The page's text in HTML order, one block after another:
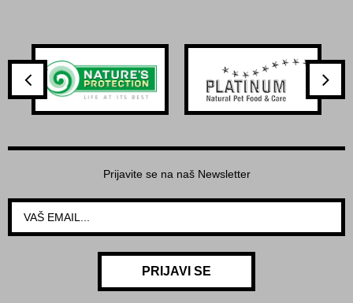
Prijavite se na naš Newsletter
PRIJAVI SE